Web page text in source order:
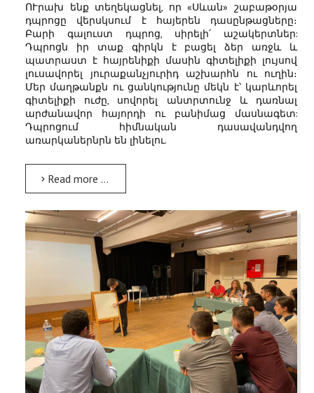
ՈՒրախ ենք տեղեկացնել, որ «Սևան» շաբաթօրյա
դպրոցը վերսկսում է հայերեն դասընթացները։
Բարի գալուստ դպրոց, սիրելի՛ աշակերտներ:
Դպրոցն իր տաք գիրկն է բացել ձեր առջև և
պատրաստ է հայրենիքի մասին գիտելիքի լույսով
լուսավորել յուրաքանչյուրիդ աշխարհն ու ուղին։
Մեր մաղթանքն ու ցանկությունը մեկն է՝ կարևորել
գիտելիքի ուժը, սովորել անտրտունջ և դառնալ
արժանավոր հայորդի ու բանիմաց մասնագետ:
Դպրոցում հիմնական դասավանդվող
առարկաներնրն են լինելու.
Read more …